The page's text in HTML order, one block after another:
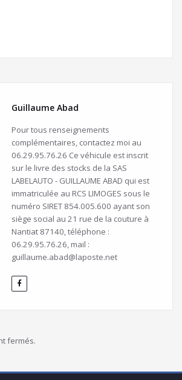
Guillaume Abad
Pour tous renseignements
complémentaires, contactez moi au
06.29.95.76.26 Ce véhicule est inscrit
sur le livre des stocks de la SAS
LABELAUTO - GUILLAUME ABAD qui est
immatriculée au RCS LIMOGES sous le
numéro SIRET 854.005.600 ayant son
siège social au 21 rue de la couture à
Nantiat 87140, téléphone :
06.29.95.76.26, mail :
guillaume.abad@laposte.net
fermés.